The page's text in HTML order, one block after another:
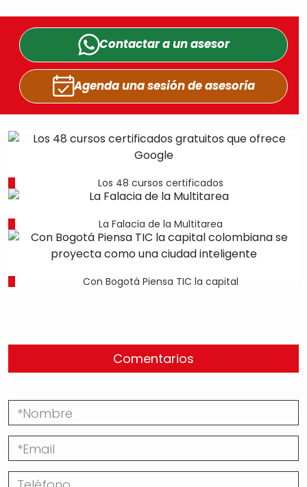
Contactar a unasesor
Agenda una sesiónde asesoría
Los 48 cursos certificados
La Falacia de la Multitarea
Con Bogotá Piensa TIC la capital
Comentarios